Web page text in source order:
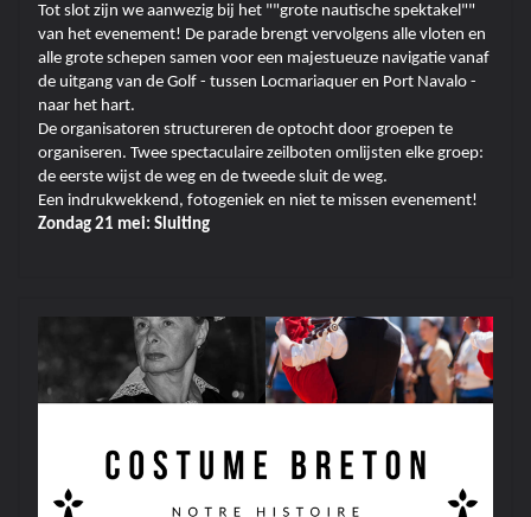
Tot slot zijn we aanwezig bij het ""grote nautische spektakel""
van het evenement! De parade brengt vervolgens alle vloten en
alle grote schepen samen voor een majestueuze navigatie vanaf
de uitgang van de Golf - tussen Locmariaquer en Port Navalo -
naar het hart.
De organisatoren structureren de optocht door groepen te
organiseren. Twee spectaculaire zeilboten omlijsten elke groep:
de eerste wijst de weg en de tweede sluit de weg.
Een indrukwekkend, fotogeniek en niet te missen evenement!
Zondag 21 mei: Sluiting